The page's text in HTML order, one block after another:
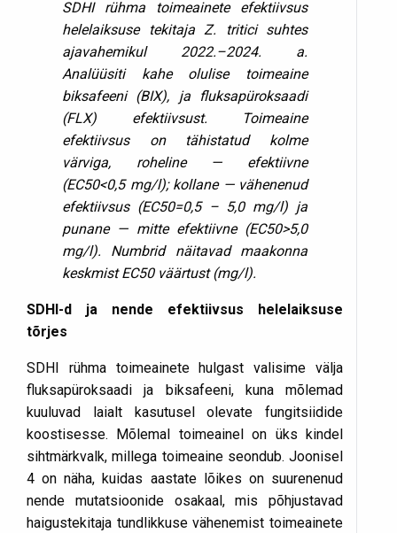
SDHI rühma toimeainete efektiivsus
helelaiksuse tekitaja Z. tritici suhtes
ajavahemikul 2022.–2024. a.
Analüüsiti kahe olulise toimeaine
biksafeeni (BIX), ja fluksapüroksaadi
(FLX) efektiivsust. Toimeaine
efektiivsus on tähistatud kolme
värviga, roheline — efektiivne
(EC50<0,5 mg/l); kollane — vähenenud
efektiivsus (EC50=0,5 – 5,0 mg/l) ja
punane — mitte efektiivne (EC50>5,0
mg/l). Numbrid näitavad maakonna
keskmist EC50 väärtust (mg/l).
SDHI-d ja nende efektiivsus helelaiksuse
tõrjes
SDHI rühma toimeainete hulgast valisime välja
fluksapüroksaadi ja biksafeeni, kuna mõlemad
kuuluvad laialt kasutusel olevate fungitsiidide
koostisesse. Mõlemal toimeainel on üks kindel
sihtmärkvalk, millega toimeaine seondub. Joonisel
4 on näha, kuidas aastate lõikes on suurenenud
nende mutatsioonide osakaal, mis põhjustavad
haigustekitaja tundlikkuse vähenemist toimeainete